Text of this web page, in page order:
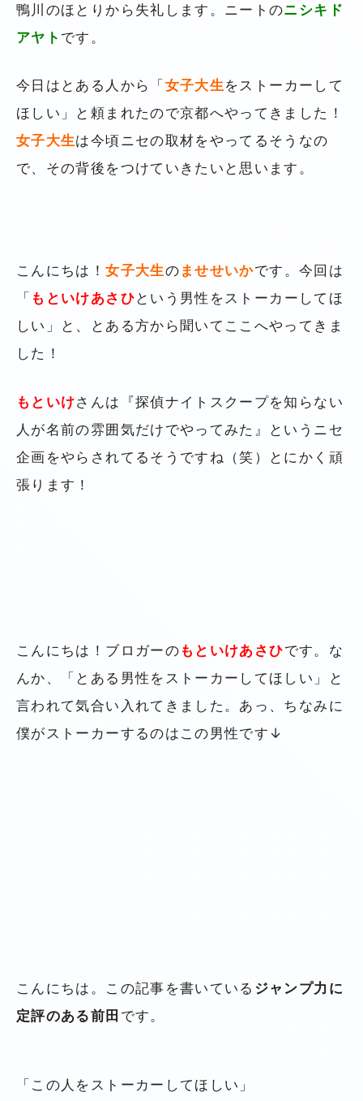
鴨川のほとりから失礼します。ニートのニシキド
アヤト です。
今日はとある人から「 女子大生をストーカーして
ほしい」と頼まれたので京都へやってきました！
女子大生は今頃ニセの取材をやってるそうなの
で、その背後をつけていきたいと思います。
こんにちは！女子大生の ませせいかです。今回は
「 もといけあさひ という男性をストーカーしてほ
しい」と、とある方から聞いてここへやってきま
した！
もといけさんは『探偵ナイトスクープを知らない
人が名前の雰囲気だけでやってみた』というニセ
企画をやらされてるそうですね（笑）とにかく頑
張ります！
こんにちは！ブロガーの もといけあさひです。な
んか、「とある男性をストーカーしてほしい」と
言われて気合い入れてきました。あっ、ちなみに
僕がストーカーするのはこの男性です↓
こんにちは。この記事を書いている ジャンプ力に
定評のある前田 です。
「この人をストーカーしてほしい」